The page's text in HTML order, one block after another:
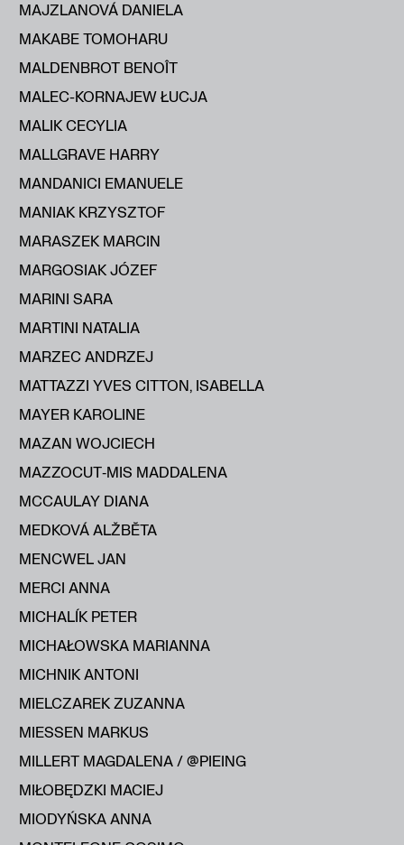
MAJZLANOVÁ DANIELA
MAKABE TOMOHARU
MALDENBROT BENOÎT
MALEC-KORNAJEW ŁUCJA
MALIK CECYLIA
MALLGRAVE HARRY
MANDANICI EMANUELE
MANIAK KRZYSZTOF
MARASZEK MARCIN
MARGOSIAK JÓZEF
MARINI SARA
MARTINI NATALIA
MARZEC ANDRZEJ
MATTAZZI YVES CITTON, ISABELLA
MAYER KAROLINE
MAZAN WOJCIECH
MAZZOCUT‑MIS MADDALENA
MCCAULAY DIANA
MEDKOVÁ ALŽBĔTA
MENCWEL JAN
MERCI ANNA
MICHALÍK PETER
MICHAŁOWSKA MARIANNA
MICHNIK ANTONI
MIELCZAREK ZUZANNA
MIESSEN MARKUS
MILLERT MAGDALENA / @PIEING
MIŁOBĘDZKI MACIEJ
MIODYŃSKA ANNA